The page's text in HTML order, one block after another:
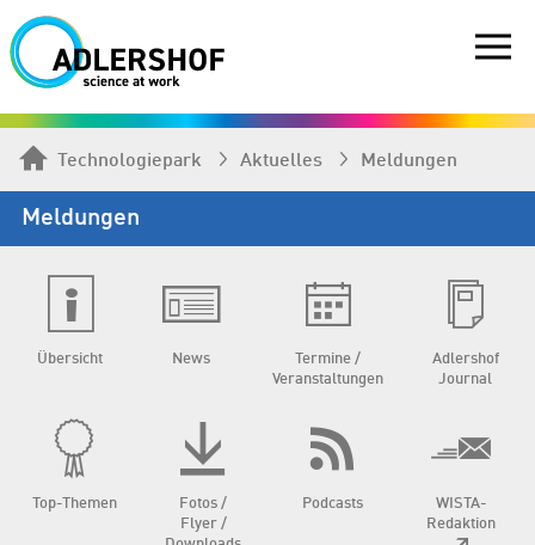
Technologiepark Aktuelles Meldungen
Meldungen
Übersicht News
Termine /
Veranstaltungen
Adlershof
Journal
Top-Themen
Fotos /
Flyer /
Podcasts
WISTA-
Redaktion